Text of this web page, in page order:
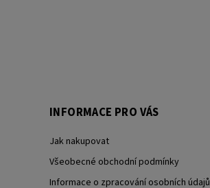
INFORMACE PRO VÁS
Jak nakupovat
Všeobecné obchodní podmínky
Informace o zpracování osobních údajů